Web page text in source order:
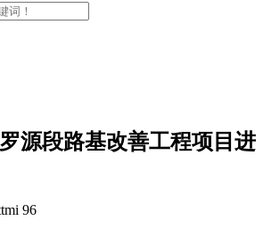
源段路基改善工程项目进
96